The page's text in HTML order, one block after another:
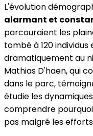
L'évolution
alarmant et
parcouraient les
tombé à 120
dramatiquement au
Mathias D'haen, qui
dans le parc,
étudie les
comprendre
pas malgré les